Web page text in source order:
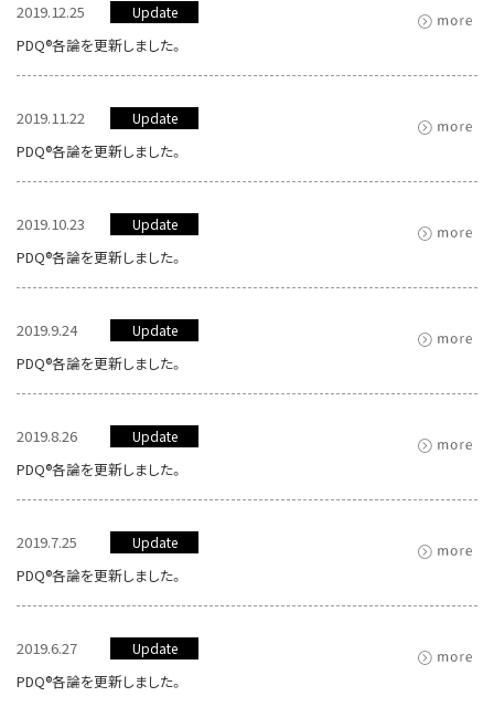
2019.12.25 Update
PDQ®各論を更新しました。
2019.11.22 Update
PDQ®各論を更新しました。
2019.10.23 Update
PDQ®各論を更新しました。
2019.9.24 Update
PDQ®各論を更新しました。
2019.8.26 Update
PDQ®各論を更新しました。
2019.7.25 Update
PDQ®各論を更新しました。
2019.6.27 Update
PDQ®各論を更新しました。